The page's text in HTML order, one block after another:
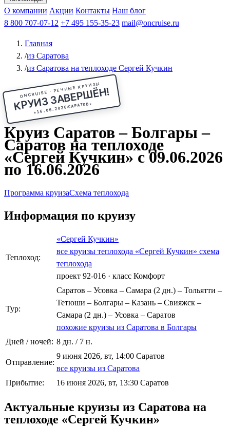
Чебоксарыиз Волгоградаиз Саратова Все города
КазаньВ Нижний НовгородВ ПермьВ Ростов-на-Дону
РыбинскНа СоловкиНа ВалаамПо ОкеПо Енисею
Афанасий Никитин Октябрьская революция
ФединАлександр СвешниковИван
МироновА.С.Попов
О компании Акции Контакты Наш блог
8 800 707-07-12 +7 495 155-35-23 mail@oncruise.ru
Главная
/из Саратова
/из Саратова на теплоходе Сергей Кучкин
ONCRUISE · РЕЧНЫЕ КРУИЗЫ
КРУИЗ ЗАВЕРШЁН!
★16.06.2026САРАТОВ★
Круиз Саратов – Болгары –
Саратов на теплоходе
«Сергей Кучкин» с 09.06.2026
по 16.06.2026
Программа круизаСхема теплохода
Информация по круизу
Теплоход:
«Сергей Кучкин»
все круизы теплохода «Сергей Кучкин» схема
теплохода
проект 92-016 · класс Комфорт
Тур:
Саратов – Усовка – Самара (2 дн.) – Тольятти –
Тетюши – Болгары – Казань – Свияжск –
Самара (2 дн.) – Усовка – Саратов
похожие круизы из Саратова в Болгары
Дней / ночей: 8 дн. / 7 н.
Отправление:
9 июня 2026, вт, 14:00 Саратов
все круизы из Саратова
Прибытие:
16 июня 2026, вт, 13:30 Саратов
Актуальные круизы из Саратова на
теплоходе «Сергей Кучкин»